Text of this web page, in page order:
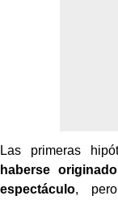
Las primeras
haberse
espectáculo,